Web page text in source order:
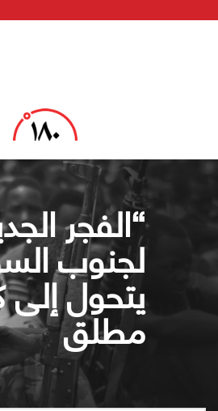
“الفجر
لجنوب
يتحول
مطلق